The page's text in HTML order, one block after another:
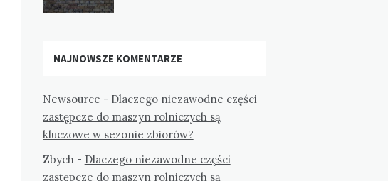
NAJNOWSZE KOMENTARZE
Newsource - Dlaczego niezawodne części
zastępcze do maszyn rolniczych są
kluczowe w sezonie zbiorów?
Zbych - Dlaczego niezawodne części
zastępcze do maszyn rolniczych są